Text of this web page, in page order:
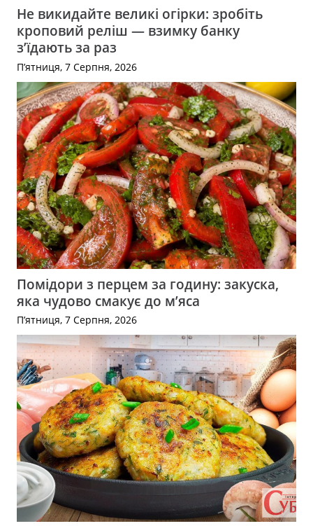
Не викидайте великі огірки: зробіть
кроповий реліш — взимку банку
з’їдають за раз
П’ятниця, 7 Серпня, 2026
Помідори з перцем за годину: закуска,
яка чудово смакує до м’яса
П’ятниця, 7 Серпня, 2026